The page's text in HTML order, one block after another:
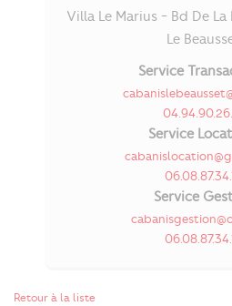
Villa Le Marius - Bd De
Le
Service
Service
Service
Retour à la liste